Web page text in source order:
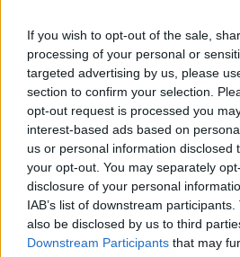
If you wish to opt-out of the sale,
processing of your personal or
targeted advertising by us, please
section to confirm your selection.
opt-out request is processed you
interest-based ads based on
us or personal information disclosed
your opt-out. You may separately
disclosure of your personal
IAB’s list of downstream
also be disclosed by us to third
Downstream Participants that may
Το βίντεο με την παράξενη
TikTok, με την πλειοψηφία των
εκφράζουν αγανάκτηση για τη
Υπήρξαν πάντως και
δικαιολογήσουν, εξηγώντας